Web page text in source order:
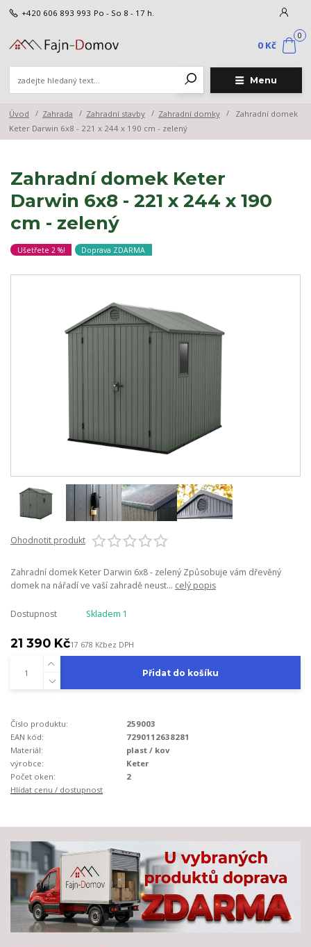
Menu
+420 606 893 993 Po - So 8 - 17 h.
0
0 Kč
Úvod Zahrada Zahradní stavby Zahradní domky
Zahradní domek
Keter Darwin 6x8 - 221 x 244 x 190 cm - zelený
Zahradní domek Keter
Darwin 6x8 - 221 x 244 x 190
cm - zelený
Ušetřete 2 %! Doprava ZDARMA
Ohodnotit produkt
Zahradní domek Keter Darwin 6x8 - zelený Způsobuje vám dřevěný
domek na nářadí ve vaší zahradě neust... celý popis
Dostupnost Skladem 1
21 390 Kč17 678 Kčbez DPH
Přidat do košíku
Číslo produktu:
259003
EAN kód:
7290112638281
Materiál:
plast / kov
výrobce:
Keter
Počet oken:
2
Hlídat cenu / dostupnost